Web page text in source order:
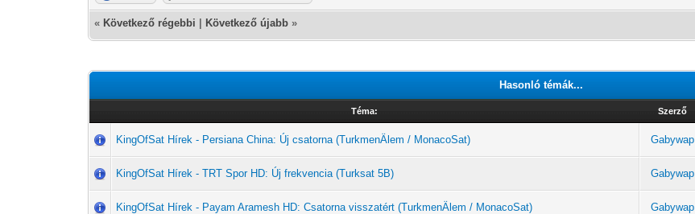
« Következő régebbi Következő újabb »
Hasonló témák...
Téma: Szerző
KingOfSat Hírek - Persiana China: Új csatorna (TurkmenÄlem / MonacoSat) Gabywap
KingOfSat Hírek - TRT Spor HD: Új frekvencia (Turksat 5B) Gabywap
KingOfSat Hírek - Payam Aramesh HD: Csatorna visszatért (TurkmenÄlem / MonacoSat) Gabywap